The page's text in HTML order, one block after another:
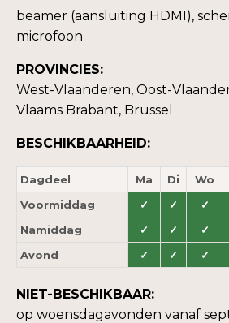
beamer (aansluiting HDMI),
microfoon
PROVINCIES:
West-Vlaanderen, Oost-
Vlaams Brabant, Brussel
BESCHIKBAARHEID:
Dagdeel Ma Di Wo
Voormiddag
✓ ✓ ✓
Namiddag
✓ ✓ ✓
Avond
✓ ✓ ✓
NIET-BESCHIKBAAR:
op woensdagavonden vanaf